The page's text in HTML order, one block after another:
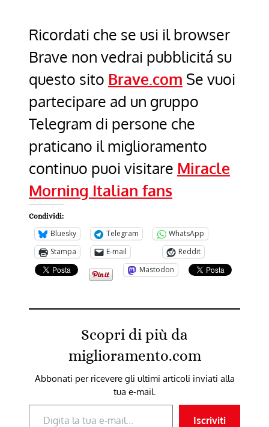
Ricordati che se usi il browser
Brave non vedrai pubblicitá su
questo sito Brave.com Se vuoi
partecipare ad un gruppo
Telegram di persone che
praticano il miglioramento
continuo puoi visitare Miracle
Morning Italian fans
Condividi:
Bluesky Telegram
WhatsApp
Stampa
E-mail
Reddit
Mastodon
Scopri di più da
miglioramento.com
Abbonati per ricevere gli ultimi articoli inviati alla
tua e-mail.
Digita la tua e-mail...
Iscriviti